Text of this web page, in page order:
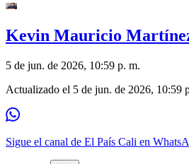
Kevin Mauricio
5 de jun. de 2026, 10:59 p. m.
Actualizado el 5 de jun. de 2026, 10:59
Sigue el canal de El País Cali en